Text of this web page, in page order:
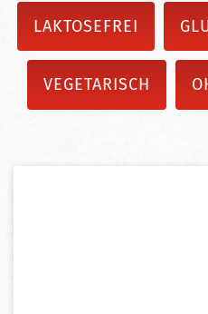
LAKTOSEFREI
VEGETARISCH